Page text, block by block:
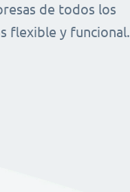
de todos los
flexible y funcional.